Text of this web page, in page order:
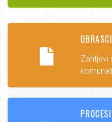
OBRASCI
Zahtjevi